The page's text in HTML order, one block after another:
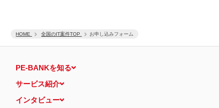
HOME 全国のIT案件TOP お申し込みフォーム
的の通知・開示・内容の訂正・追加または削除・利用の停止・消去
認定個人情報保護団体の名称および、苦情の解決の申出先
一般社団法人日本個人情報管理協会（JAPiCO）
相談・苦情受付窓口
PE-BANKを知る
サービス紹介
インタビュー